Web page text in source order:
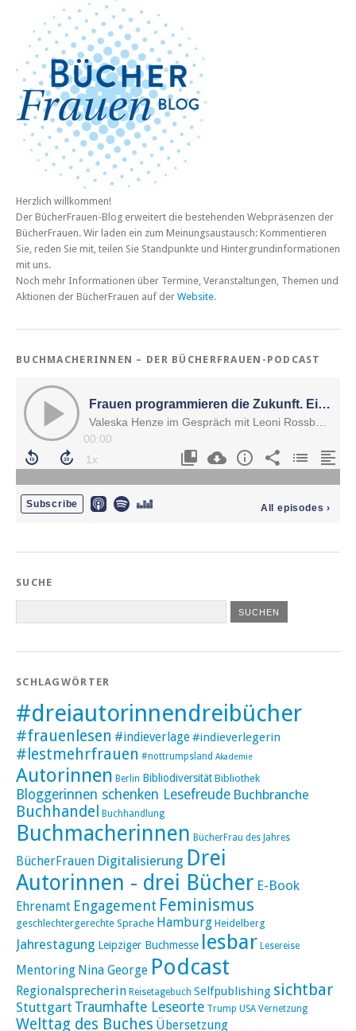
Herzlich willkommen!
Der BücherFrauen-Blog erweitert die bestehenden Webpräsenzen der
BücherFrauen. Wir laden ein zum Meinungsaustausch: Kommentieren
Sie, reden Sie mit, teilen Sie Standpunkte und Hintergrundinformationen
mit uns.
Noch mehr Informationen über Termine, Veranstaltungen, Themen und
Aktionen der BücherFrauen auf der Website.
BUCHMACHERINNEN – DER BÜCHERFRAUEN-PODCAST
SUCHE
SCHLAGWÖRTER
#dreiautorinnendreibücher
#frauenlesen #indieverlage#indieverlegerin
#lestmehrfrauen #nottrumpsland Akademie
Autorinnen Berlin Bibliodiversität Bibliothek
Bloggerinnen schenken Lesefreude Buchbranche
Buchhandel Buchhandlung
Buchmacherinnen BücherFrau des Jahres
BücherFrauen Digitalisierung Drei
Autorinnen - drei Bücher E-Book
Ehrenamt Engagement Feminismus
geschlechtergerechte Sprache Hamburg Heidelberg
Jahrestagung Leipziger Buchmesse lesbar Lesereise
Mentoring Nina George Podcast
Regionalsprecherin Reisetagebuch Selfpublishing sichtbar
Stuttgart Traumhafte Leseorte Trump USA Vernetzung
Welttag des Buches Übersetzung